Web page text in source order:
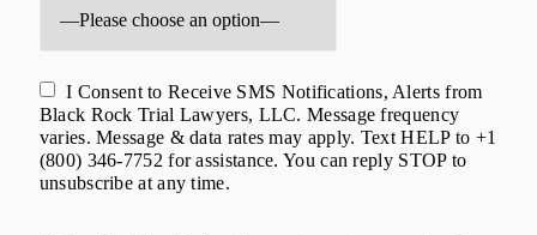
I Consent to Receive SMS Notifications, Alerts from
Black Rock Trial Lawyers, LLC. Message frequency
varies. Message & data rates may apply. Text HELP to +1
(800) 346-7752 for assistance. You can reply STOP to
unsubscribe at any time.